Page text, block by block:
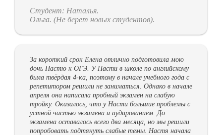
Студент: Наталья.
Ольга. (Не берет новых студентов).
За короткий срок Елена отлично подготовила мою
дочь Настю к ОГЭ. У Насти в школе по английскому
была твёрдая 4-ка, поэтому в начале учебного года с
репетитором решили не заниматься. Однако в начале
апреля она написала пробный экзамен на слабую
тройку. Оказалось, что у Насти большие проблемы с
устной частью экзамена и аудированием. До
экзамена оставалось всего два месяца, но мы решили
попробовать подтянуть слабые темы. Настя начала